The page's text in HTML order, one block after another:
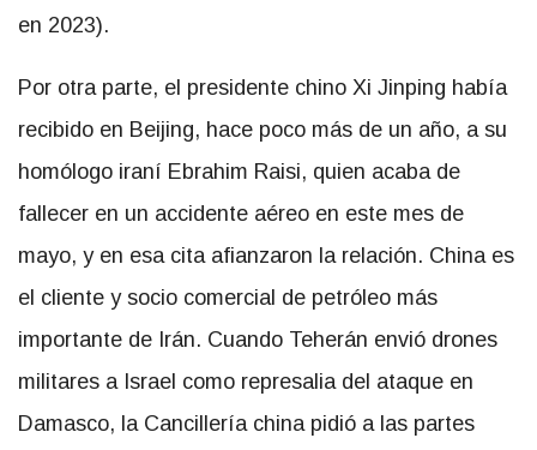
en 2023).
Por otra parte, el presidente chino Xi Jinping había
recibido en Beijing, hace poco más de un año, a su
homólogo iraní Ebrahim Raisi, quien acaba de
fallecer en un accidente aéreo en este mes de
mayo, y en esa cita afianzaron la relación. China es
el cliente y socio comercial de petróleo más
importante de Irán. Cuando Teherán envió drones
militares a Israel como represalia del ataque en
Damasco, la Cancillería china pidió a las partes